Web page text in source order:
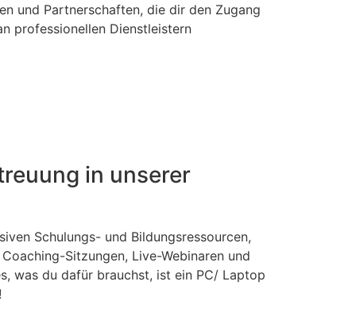
und Partnerschaften, die dir den Zugang
professionellen Dienstleistern
in unserer
Schulungs- und Bildungsressourcen,
Sitzungen, Live-Webinaren und
was du dafür brauchst, ist ein PC/ Laptop